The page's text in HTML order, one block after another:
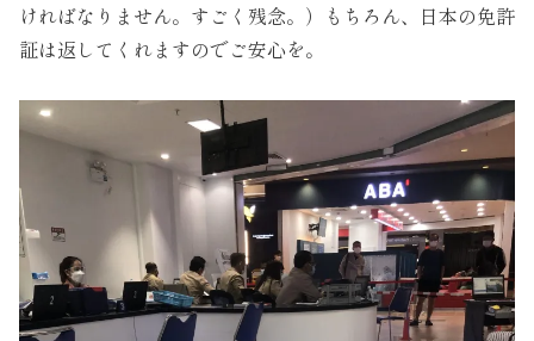
ければなりません。すごく残念。）もちろん、日本の免許
証は返してくれますのでご安心を。